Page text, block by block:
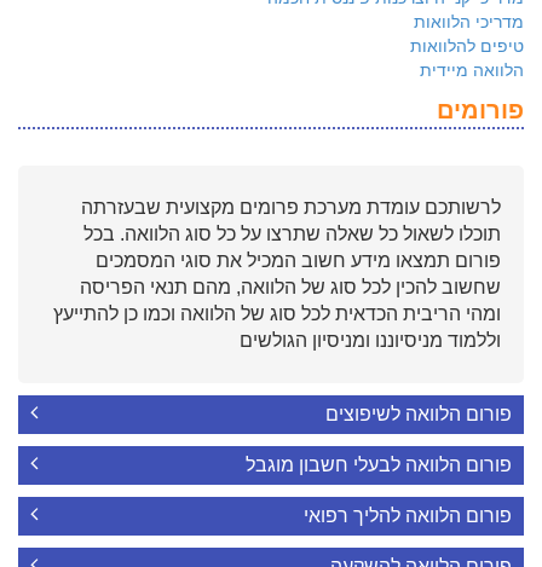
מדריכי הלוואות
טיפים להלוואות
הלוואה מיידית
פורומים
לרשותכם עומדת מערכת פרומים מקצועית שבעזרתה
תוכלו לשאול כל שאלה שתרצו על כל סוג הלוואה. בכל
פורום תמצאו מידע חשוב המכיל את סוגי המסמכים
שחשוב להכין לכל סוג של הלוואה, מהם תנאי הפריסה
ומהי הריבית הכדאית לכל סוג של הלוואה וכמו כן להתייעץ
וללמוד מניסיוננו ומניסיון הגולשים
פורום הלוואה לשיפוצים
פורום הלוואה לבעלי חשבון מוגבל
פורום הלוואה להליך רפואי